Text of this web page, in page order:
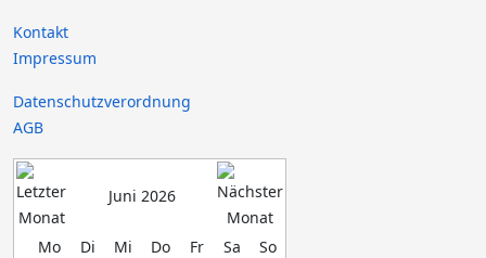
Kontakt
Impressum
Datenschutzverordnung
AGB
Juni 2026
Mo Di Mi Do Fr Sa So